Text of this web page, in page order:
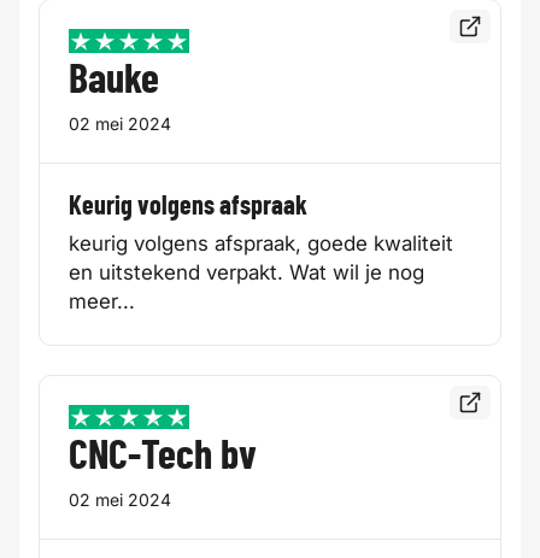
5 / 5
Bauke
02 mei 2024
Keurig volgens afspraak
keurig volgens afspraak, goede kwaliteit
en uitstekend verpakt. Wat wil je nog
meer...
Bekijk
5 / 5
CNC-Tech bv
02 mei 2024
Bekijk